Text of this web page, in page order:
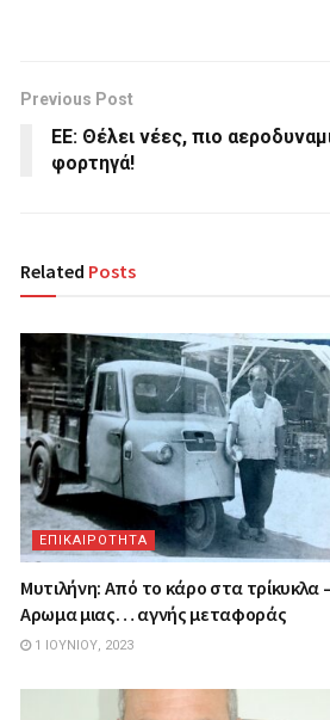
Previous Post
ΕΕ: Θέλει νέες, πιο
φορτηγά!
Related Posts
ΕΠΙΚΑΙΡΟΤΗΤΑ
Μυτιλήνη: Από το κάρο στα τρίκυκλα –
Αρωμα μιας… αγνής μεταφοράς
1 ΙΟΥΝΊΟΥ, 2023